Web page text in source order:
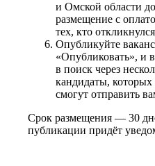
и Омской области
размещение с
тех, кто
Опубликуйте
«Опубликовать», и
в поиск через
кандидаты, которых
смогут отправить
Срок размещения — 30
публикации придёт